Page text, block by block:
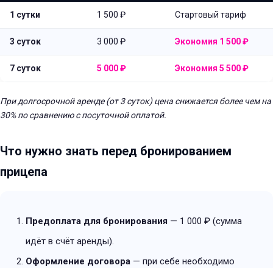
1 сутки 1 500 ₽ Стартовый тариф
3 суток 3 000 ₽ Экономия 1 500 ₽
7 суток 5 000 ₽ Экономия 5 500 ₽
При долгосрочной аренде (от 3 суток) цена снижается более чем на
30% по сравнению с посуточной оплатой.
Что нужно знать перед бронированием
прицепа
Предоплата для бронирования — 1 000 ₽ (сумма
идёт в счёт аренды).
Оформление договора — при себе необходимо